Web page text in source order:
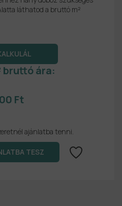
láthatod a bruttó m²
bruttó ára:
Ft
ajánlatba tenni.